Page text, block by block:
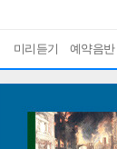
미리듣기 예약음반